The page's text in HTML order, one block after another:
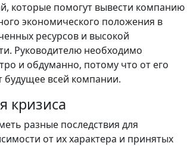
которые помогут вывести компанию
экономического положения в
ресурсов и высокой
Руководителю необходимо
и обдуманно, потому что от его
будущее всей компании.
кризиса
разные последствия для
от их характера и принятых